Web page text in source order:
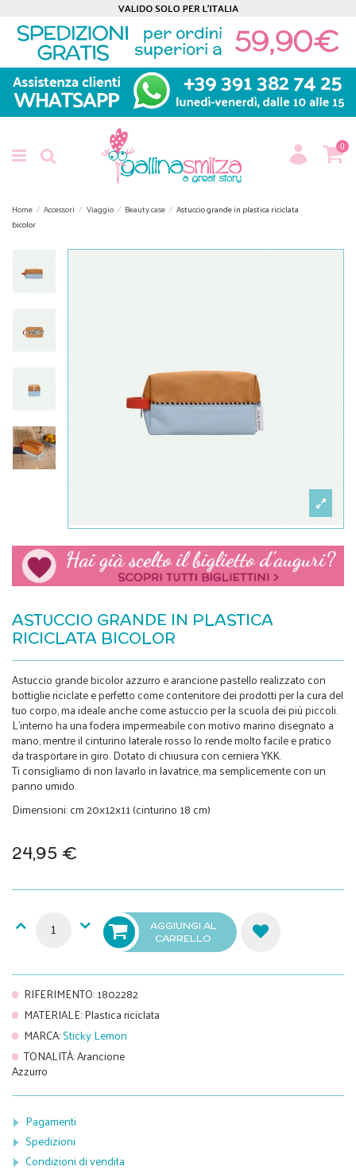
0
Home Accessori Viaggio Beauty case
Astuccio grande in plastica riciclata
bicolor
ASTUCCIO GRANDE IN PLASTICA
RICICLATA BICOLOR
Astuccio grande bicolor azzurro e arancione pastello realizzato con
bottiglie riciclate e perfetto come contenitore dei prodotti per la cura del
tuo corpo, ma ideale anche come astuccio per la scuola dei più piccoli.
L'interno ha una fodera impermeabile con motivo marino disegnato a
mano, mentre il cinturino laterale rosso lo rende molto facile e pratico
da trasportare in giro. Dotato di chiusura con cerniera YKK.
Ti consigliamo di non lavarlo in lavatrice, ma semplicemente con un
panno umido.
Dimensioni: cm 20x12x11 (cinturino 18 cm)
24,95 €
AGGIUNGI AL
CARRELLO
RIFERIMENTO:1802282
MATERIALE:Plastica riciclata
MARCA:Sticky Lemon
TONALITÀ:Arancione
Azzurro
Pagamenti
Spedizioni
Condizioni di vendita